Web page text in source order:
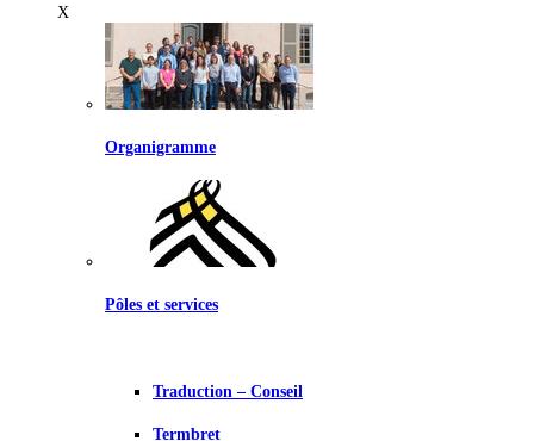
X
Organigramme
Pôles et services
Traduction – Conseil
Termbret